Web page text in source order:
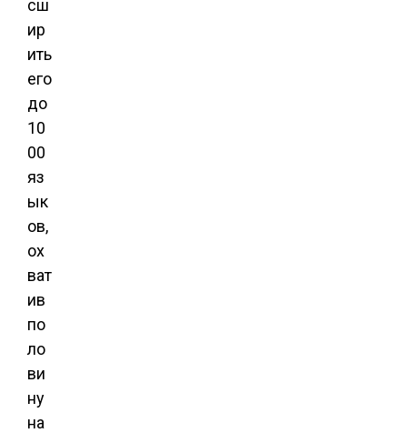
сш
ир
ить
его
до
10
00
яз
ык
ов,
ох
ват
ив
по
ло
ви
ну
на